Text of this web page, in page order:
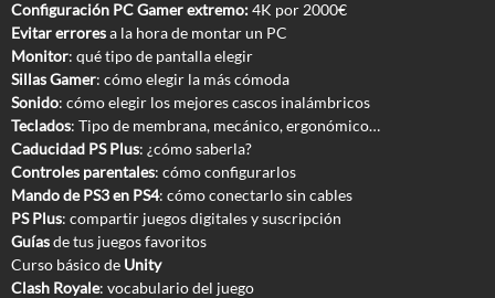
Configuración PC Gamer extremo:4K por 2000€
Evitar erroresa la hora de montar un PC
Monitor: qué tipo de pantalla elegir
Sillas Gamer: cómo elegir la más cómoda
Sonido: cómo elegir los mejores cascos inalámbricos
Teclados: Tipo de membrana, mecánico, ergonómico…
Caducidad PS Plus: ¿cómo saberla?
Controles parentales: cómo configurarlos
Mando de PS3 en PS4: cómo conectarlo sin cables
PS Plus: compartir juegos digitales y suscripción
Guíasde tus juegos favoritos
Curso básico de Unity
Clash Royale: vocabulario del juego